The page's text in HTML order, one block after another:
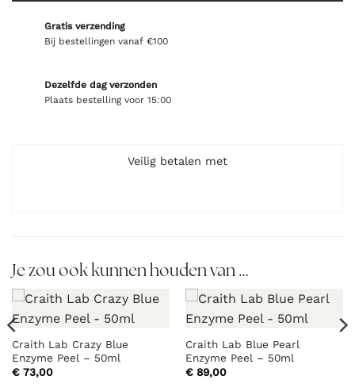
Gratis verzending
Bij bestellingen vanaf €100
Dezelfde dag verzonden
Plaats bestelling voor 15:00
Veilig betalen met
Je zou ook kunnen houden van …
Craith Lab Crazy Blue
Enzyme Peel – 50ml
€73,00
Craith Lab Blue Pearl
Enzyme Peel – 50ml
€89,00